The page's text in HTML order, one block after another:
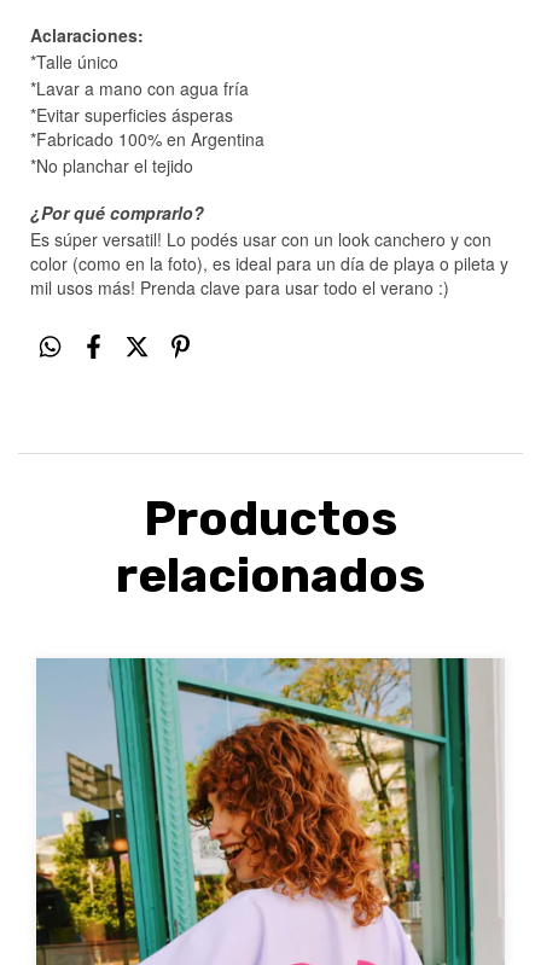
Aclaraciones:
*Talle único
*Lavar a mano con agua fría
*Evitar superficies ásperas
*Fabricado 100% en Argentina
*No planchar el tejido
¿Por qué comprarlo?
Es súper versatil! Lo podés usar con un look canchero y con
color (como en la foto), es ideal para un día de playa o pileta y
mil usos más! Prenda clave para usar todo el verano :)
Productos
relacionados